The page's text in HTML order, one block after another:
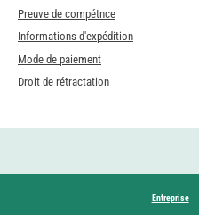
Preuve de compétnce
Informations d'expédition
Mode de paiement
Droit de rétractation
Entreprise